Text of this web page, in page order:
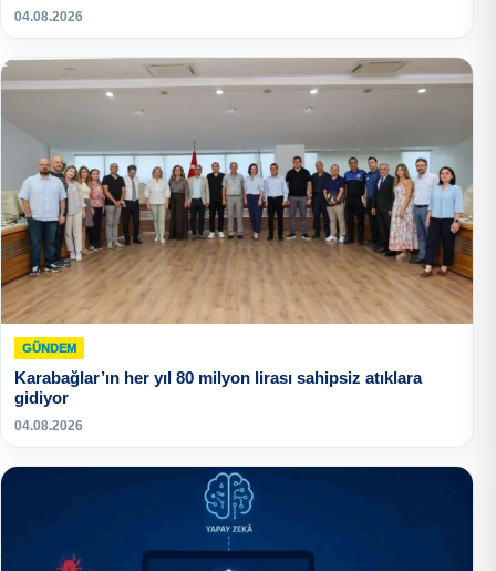
04.08.2026
GÜNDEM
Karabağlar’ın her yıl 80 milyon lirası sahipsiz atıklara
gidiyor
04.08.2026